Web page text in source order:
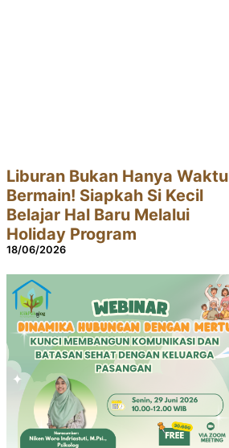
Liburan Bukan Hanya Waktu
Bermain! Siapkah Si Kecil
Belajar Hal Baru Melalui
Holiday Program
18/06/2026